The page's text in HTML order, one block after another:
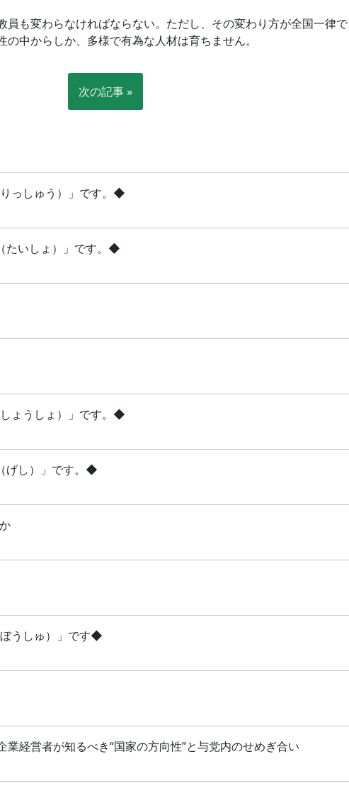
も変わらなければならない。ただし、その変わり方が全国一律
中からしか、多様で有為な人材は育ちません。
次の記事 »
っしゅう）」です。◆
たいしょ）」です。◆
ょうしょ）」です。◆
げし）」です。◆
うしゅ）」です◆
経営者が知るべき“国家の方向性”と与党内のせめぎ合い